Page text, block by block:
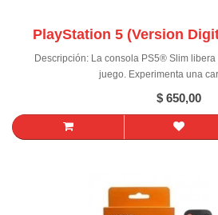
PlayStation 5 (Version
Descripción: La consola PS5® Slim
juego. Experimenta una
$ 650,00